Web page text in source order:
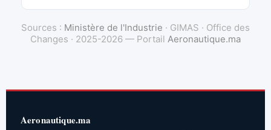
Sources : Ministère de l'Industrie · GIMAS · Office des
Changes · 2025-2026 — Portail Aeronautique.ma
Aeronautique.ma